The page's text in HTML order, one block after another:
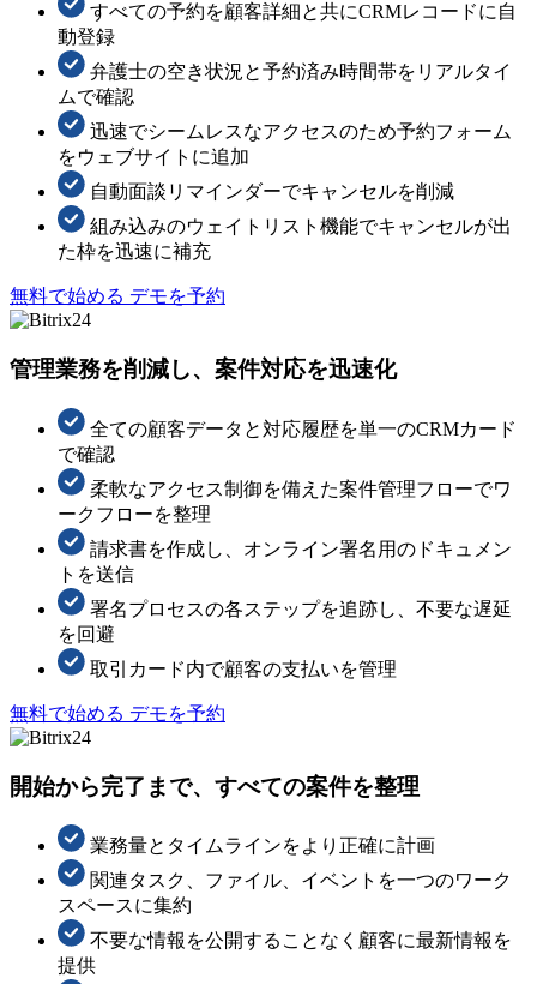
すべての予約を顧客詳細と共にCRMレコードに自
動登録
弁護士の空き状況と予約済み時間帯をリアルタイ
ムで確認
迅速でシームレスなアクセスのため予約フォーム
をウェブサイトに追加
自動面談リマインダーでキャンセルを削減
組み込みのウェイトリスト機能でキャンセルが出
た枠を迅速に補充
無料で始める デモを予約
管理業務を削減し、案件対応を迅速化
全ての顧客データと対応履歴を単一のCRMカード
で確認
柔軟なアクセス制御を備えた案件管理フローでワ
ークフローを整理
請求書を作成し、オンライン署名用のドキュメン
トを送信
署名プロセスの各ステップを追跡し、不要な遅延
を回避
取引カード内で顧客の支払いを管理
無料で始める デモを予約
開始から完了まで、すべての案件を整理
業務量とタイムラインをより正確に計画
関連タスク、ファイル、イベントを一つのワーク
スペースに集約
不要な情報を公開することなく顧客に最新情報を
提供